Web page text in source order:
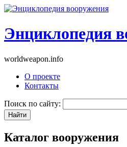
Энциклопедия
worldweapon.info
О проекте
Контакты
Поиск по сайту:
Каталог вооружения